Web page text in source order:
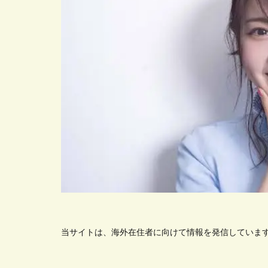
当サイトは、海外在住者に向けて情報を発信していま